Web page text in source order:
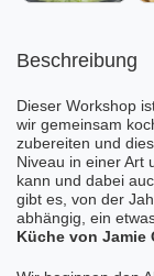
Beschreibung
Dieser Workshop
wir gemeinsam
zubereiten und
Niveau in einer Art
kann und dabei
gibt es, von der
abhängig, ein
Küche von Jamie